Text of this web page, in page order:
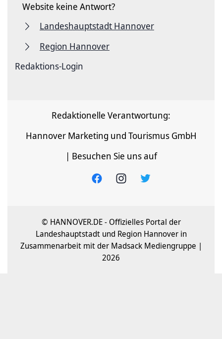
Website keine Antwort?
Landeshauptstadt Hannover
Region Hannover
Redaktions-Login
Redaktionelle Verantwortung:
Hannover Marketing und Tourismus GmbH
| Besuchen Sie uns auf
© HANNOVER.DE - Offizielles Portal der
Landeshauptstadt und Region Hannover in
Zusammenarbeit mit der Madsack Mediengruppe |
2026